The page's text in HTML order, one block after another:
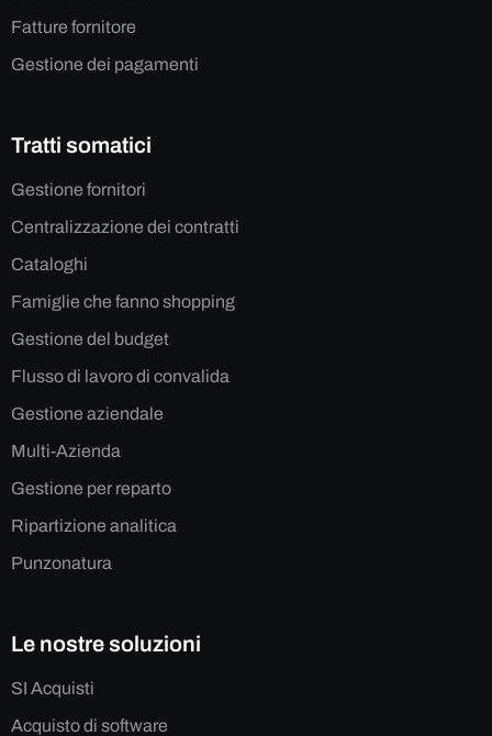
Fatture fornitore
Gestione dei pagamenti
Tratti somatici
Gestione fornitori
Centralizzazione dei contratti
Cataloghi
Famiglie che fanno shopping
Gestione del budget
Flusso di lavoro di convalida
Gestione aziendale
Multi-Azienda
Gestione per reparto
Ripartizione analitica
Punzonatura
Le nostre soluzioni
SI Acquisti
Acquisto di software